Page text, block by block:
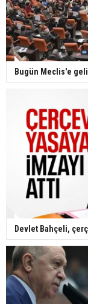
Bugün Meclis'e
Devlet Bahçeli,